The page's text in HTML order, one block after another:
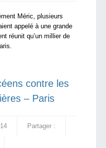
Méric, plusieurs
appelé à une grande
réunit qu’un millier de
contre les
– Paris
Partager :